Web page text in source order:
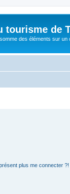
tourisme de
des éléments sur un
plus me connecter ?!